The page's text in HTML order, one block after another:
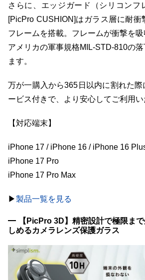
さらに、エッジガード（シリコンフ
[PicPro CUSHION]はガラス層に耐衝
フレームを搭載。フレームが衝撃を吸
アメリカの軍事規格MIL-STD-810の
ます。
万が一購入から365日以内に割れた
ービス付きで、より安心してご利用い
【対応端末】
iPhone 17 / iPhone 16 / iPhone 16
iPhone 17 Pro
iPhone 17 Pro Max
▶︎製品一覧を見る
【PicPro 3D】精密設計で極限ま
しめるカメラレンズ保護ガラス